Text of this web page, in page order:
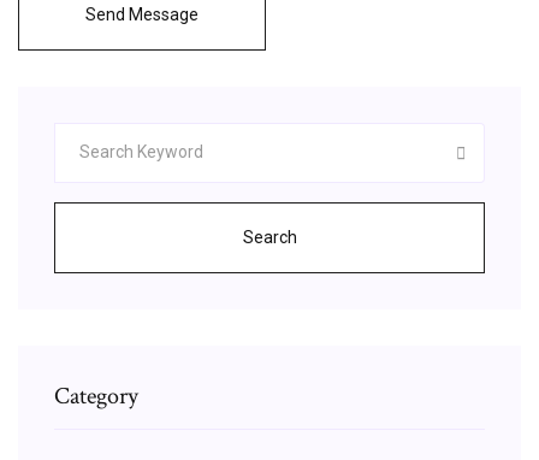
Send Message
Search
Category